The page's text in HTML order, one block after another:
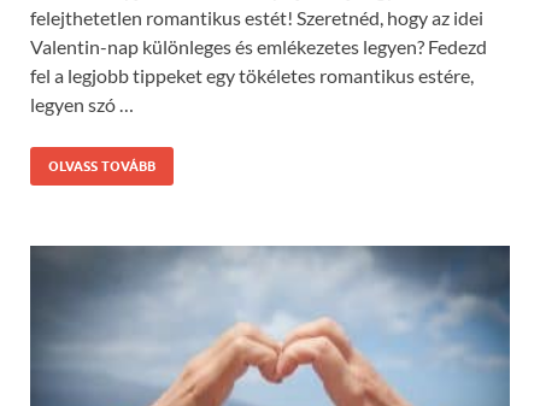
felejthetetlen romantikus estét! Szeretnéd, hogy az idei
Valentin-nap különleges és emlékezetes legyen? Fedezd
fel a legjobb tippeket egy tökéletes romantikus estére,
legyen szó …
OLVASS TOVÁBB